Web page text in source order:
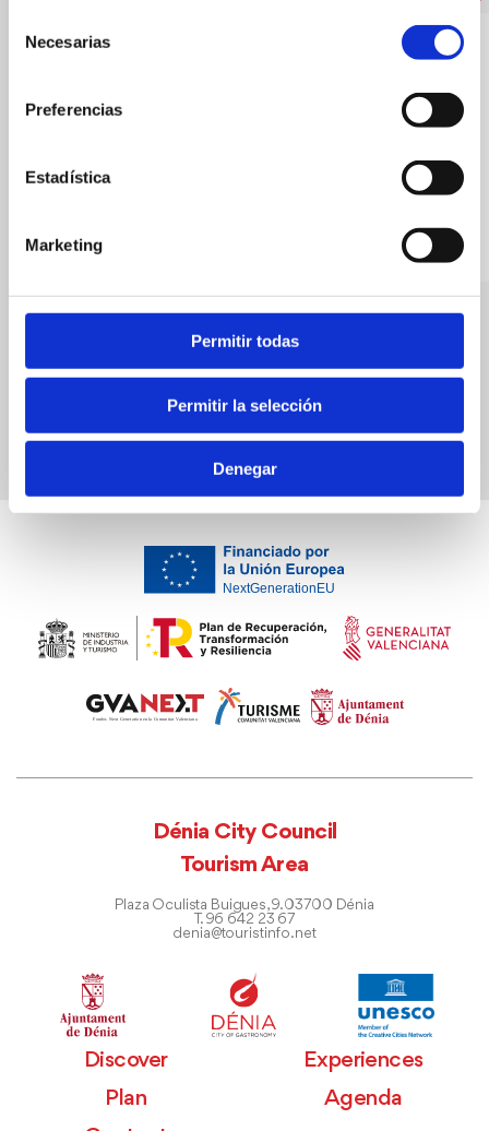
Necesarias
Preferencias
Estadística
Marketing
Permitir todas
Permitir la selección
Denegar
Carlos Ferien S.L.
Jamaica
Dénia City Council
Tourism Area
Plaza Oculista Buigues, 9. 03700 Dénia
T. 96 642 23 67
denia@touristinfo.net
Discover
Experiences
Plan
Agenda